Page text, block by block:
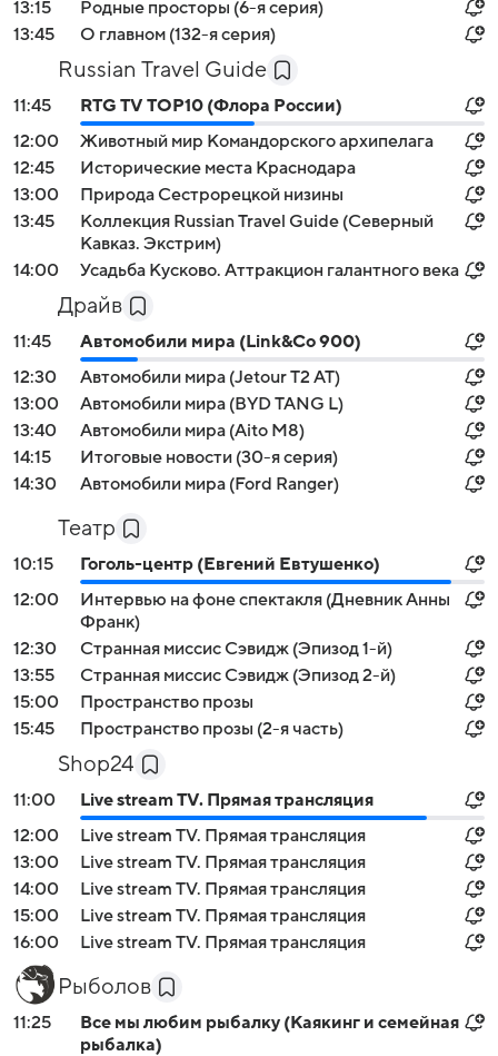
13:15
Pодные просторы (6-я серия)
13:45
О главном (132-я серия)
Russian Travel Guide
11:45
RTG TV TOP10 (Флора России)
12:00
Животный мир Командорского архипелага
12:45
Исторические места Краснодара
13:00
Природа Cестрорецкой низины
13:45
Коллекция Russian Travel Guide (Северный
Кавказ. Экстрим)
14:00
Усадьба Кусково. Аттракцион галантного века
Драйв
11:45
Автомобили мира (Link&Co 900)
12:30
Автомобили мира (Jetour T2 AT)
13:00
Автомобили мира (BYD TANG L)
13:40
Автомобили мира (Aito M8)
14:15
Итоговые новости (30-я серия)
14:30
Автомобили мира (Ford Ranger)
Театр
10:15
Гоголь-центр (Евгений Евтушенко)
12:00
Интервью на фоне спектакля (Дневник Анны
Франк)
12:30
Странная миссис Сэвидж (Эпизод 1-й)
13:55
Странная миссис Сэвидж (Эпизод 2-й)
15:00
Пространство прозы
15:45
Пространство прозы (2-я часть)
Shop24
11:00
Live stream TV. Прямая трансляция
12:00
Live stream TV. Прямая трансляция
13:00
Live stream TV. Прямая трансляция
14:00
Live stream TV. Прямая трансляция
15:00
Live stream TV. Прямая трансляция
16:00
Live stream TV. Прямая трансляция
Рыболов
11:25
Все мы любим рыбалку (Каякинг и семейная
рыбалка)